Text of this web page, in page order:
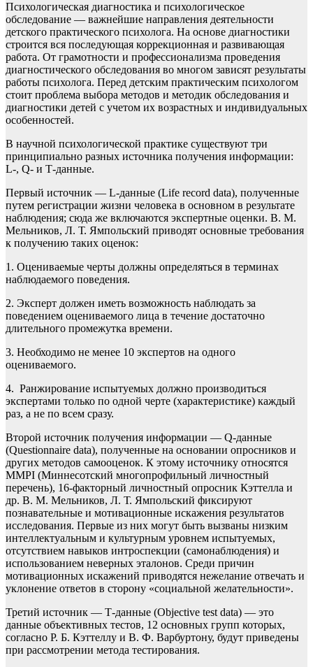
Психологическая диагностика и психологическое
обследование — важнейшие направления деятельности
детского практического психолога. На основе диагностики
строится вся последующая коррекционная и развивающая
работа. От грамотности и профессионализма проведения
диагностического обследования во многом зависят результаты
работы психолога. Перед детским практическим психологом
стоит проблема выбора методов и методик обследования и
диагностики детей с учетом их возрастных и индивидуальных
особенностей.
В научной психологической практике существуют три
принципиально разных источника получения информации:
L-, Q- и Т-данные.
Первый источник — L-данные (Life record data), полученные
путем регистрации жизни человека в основном в результате
наблюдения; сюда же включаются экспертные оценки. В. М.
Мельников, Л. Т. Ямпольский приводят основные требования
к получению таких оценок:
1. Оцениваемые черты должны определяться в терминах
наблюдаемого поведения.
2. Эксперт должен иметь возможность наблюдать за
поведением оцениваемого лица в течение достаточно
длительного промежутка времени.
3. Необходимо не менее 10 экспертов на одного
оцениваемого.
4. Ранжирование испытуемых должно производиться
экспертами только по одной черте (характеристике) каждый
раз, а не по всем сразу.
Второй источник получения информации — Q-данные
(Questionnaire data), полученные на основании опросников и
других методов самооценок. К этому источнику относятся
MMPI (Миннесотский многопрофильный личностный
перечень), 16-факторный личностный опросник Кэттелла и
др. В. М. Мельников, Л. Т. Ямпольский фиксируют
познавательные и мотивационные искажения результатов
исследования. Первые из них могут быть вызваны низким
интеллектуальным и культурным уровнем испытуемых,
отсутствием навыков интроспекции (самонаблюдения) и
использованием неверных эталонов. Среди причин
мотивационных искажений приводятся нежелание отвечать и
уклонение ответов в сторону «социальной желательности».
Третий источник — Т-данные (Objective test data) — это
данные объективных тестов, 12 основных групп которых,
согласно Р. Б. Кэттеллу и В. Ф. Варбуртону, будут приведены
при рассмотрении метода тестирования.